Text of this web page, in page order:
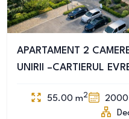
APARTAMENT 2
UNIRII –CARTIERUL
55.00 m2